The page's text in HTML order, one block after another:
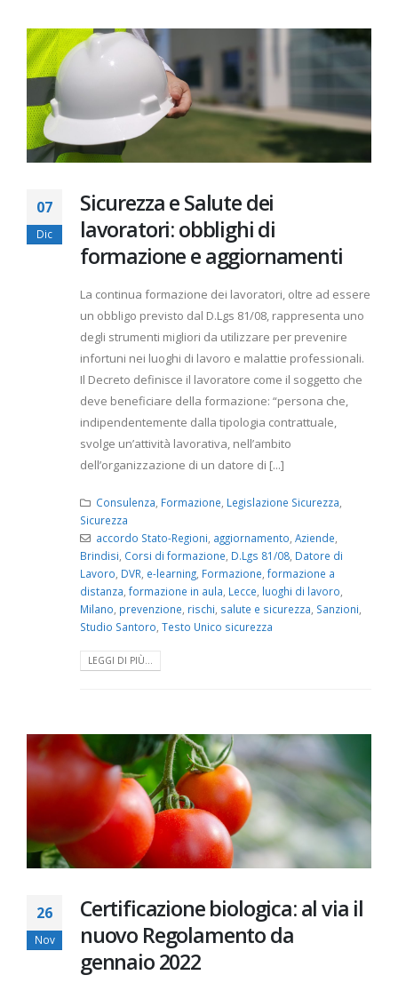
07
Dic
Sicurezza e Salute dei
lavoratori: obblighi di
formazione e aggiornamenti
La continua formazione dei lavoratori, oltre ad essere
un obbligo previsto dal D.Lgs 81/08, rappresenta uno
degli strumenti migliori da utilizzare per prevenire
infortuni nei luoghi di lavoro e malattie professionali.
Il Decreto definisce il lavoratore come il soggetto che
deve beneficiare della formazione: “persona che,
indipendentemente dalla tipologia contrattuale,
svolge un’attività lavorativa, nell’ambito
dell’organizzazione di un datore di [...]
Consulenza, Formazione, Legislazione Sicurezza,
Sicurezza
accordo Stato-Regioni, aggiornamento, Aziende,
Brindisi, Corsi di formazione, D.Lgs 81/08, Datore di
Lavoro, DVR, e-learning, Formazione, formazione a
distanza, formazione in aula, Lecce, luoghi di lavoro,
Milano, prevenzione, rischi, salute e sicurezza, Sanzioni,
Studio Santoro, Testo Unico sicurezza
LEGGI DI PIÙ...
26
Nov
Certificazione biologica: al via il
nuovo Regolamento da
gennaio 2022